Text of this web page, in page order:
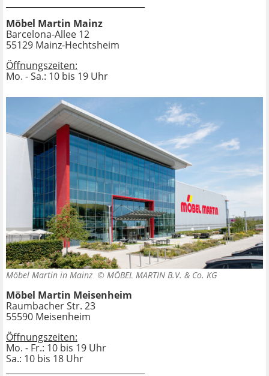
Möbel Martin Mainz
Barcelona-Allee 12
55129 Mainz-Hechtsheim
Öffnungszeiten:
Mo. - Sa.: 10 bis 19 Uhr
Möbel Martin in Mainz © MÖBEL MARTIN B.V. & Co. KG
Möbel Martin Meisenheim
Raumbacher Str. 23
55590 Meisenheim
Öffnungszeiten:
Mo. - Fr.: 10 bis 19 Uhr
Sa.: 10 bis 18 Uhr